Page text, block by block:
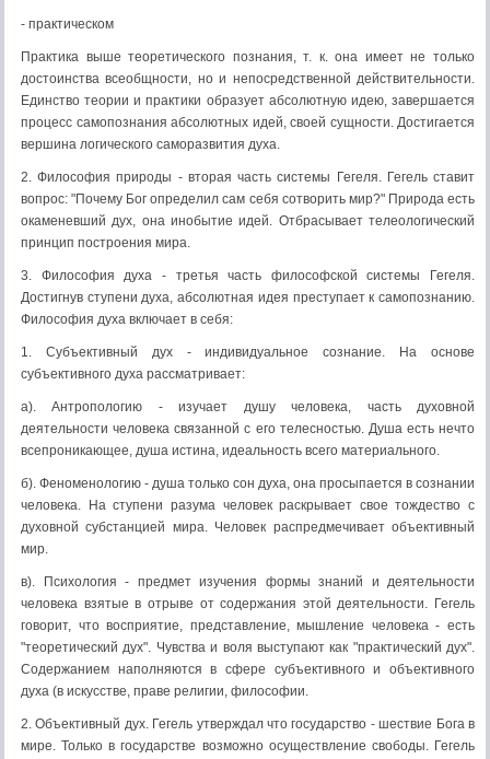
- практическом
Практика выше теоретического познания, т. к. она имеет не только
достоинства всеобщности, но и непосредственной действительности.
Единство теории и практики образует абсолютную идею, завершается
процесс самопознания абсолютных идей, своей сущности. Достигается
вершина логического саморазвития духа.
2. Философия природы - вторая часть системы Гегеля. Гегель ставит
вопрос: "Почему Бог определил сам себя сотворить мир?" Природа есть
окаменевший дух, она инобытие идей. Отбрасывает телеологический
принцип построения мира.
3. Философия духа - третья часть философской системы Гегеля.
Достигнув ступени духа, абсолютная идея преступает к самопознанию.
Философия духа включает в себя:
1. Субъективный дух - индивидуальное сознание. На основе
субъективного духа рассматривает:
а). Антропологию - изучает душу человека, часть духовной
деятельности человека связанной с его телесностью. Душа есть нечто
всепроникающее, душа истина, идеальность всего материального.
б). Феноменологию - душа только сон духа, она просыпается в сознании
человека. На ступени разума человек раскрывает свое тождество с
духовной субстанцией мира. Человек распредмечивает объективный
мир.
в). Психология - предмет изучения формы знаний и деятельности
человека взятые в отрыве от содержания этой деятельности. Гегель
говорит, что восприятие, представление, мышление человека - есть
"теоретический дух". Чувства и воля выступают как "практический дух".
Содержанием наполняются в сфере субъективного и объективного
духа (в искусстве, праве религии, философии.
2. Объективный дух. Гегель утверждал что государство - шествие Бога в
мире. Только в государстве возможно осуществление свободы. Гегель